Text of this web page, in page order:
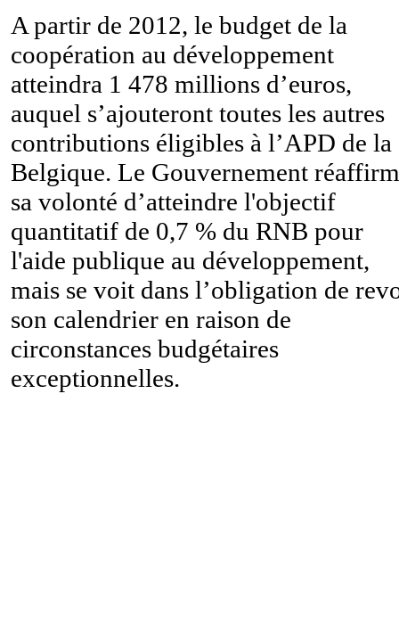
A partir de 2012, le budget de la
coopération au développement
atteindra 1 478 millions d’euros,
auquel s’ajouteront toutes les autres
contributions éligibles à l’APD de la
Belgique. Le Gouvernement
sa volonté d’atteindre l'objectif
quantitatif de 0,7 % du RNB pour
l'aide publique au développement,
mais se voit dans l’obligation de
son calendrier en raison de
circonstances budgétaires
exceptionnelles.